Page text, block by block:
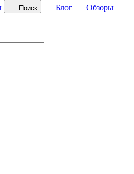
Поиск Блог
Обзоры